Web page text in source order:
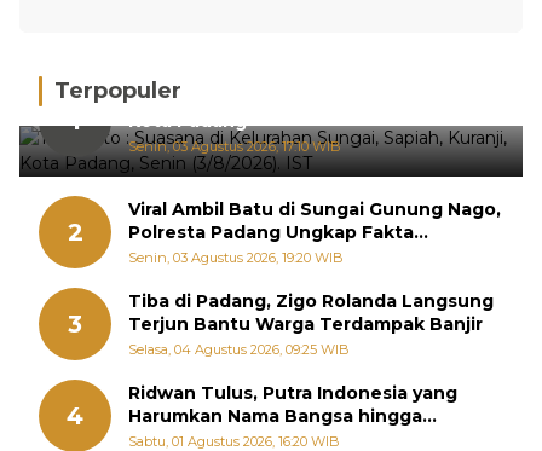
Terpopuler
1
Hujan Deras, 15 Titik Banjir Terdeteksi di
Kota Padang
Senin, 03 Agustus 2026, 17:10 WIB
2
Viral Ambil Batu di Sungai Gunung Nago,
Polresta Padang Ungkap Fakta
Sebenarnya
Senin, 03 Agustus 2026, 19:20 WIB
3
Tiba di Padang, Zigo Rolanda Langsung
Terjun Bantu Warga Terdampak Banjir
Selasa, 04 Agustus 2026, 09:25 WIB
4
Ridwan Tulus, Putra Indonesia yang
Harumkan Nama Bangsa hingga
Diabadikan dalam Buku Jepang
Sabtu, 01 Agustus 2026, 16:20 WIB